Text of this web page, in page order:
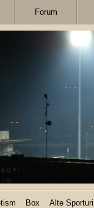
Forum
Box Alte Sporturi